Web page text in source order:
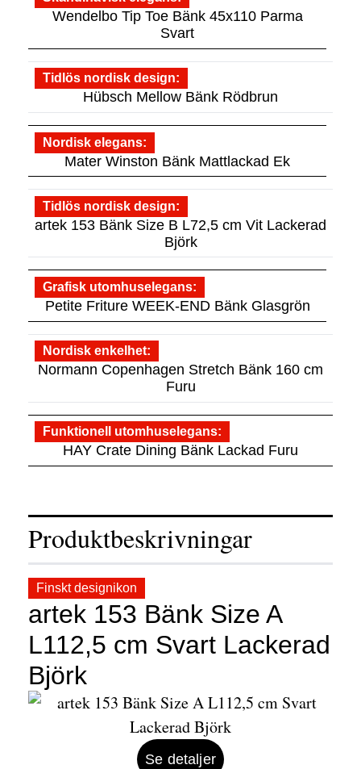
Wendelbo Tip Toe Bänk 45x110 Parma
Svart
Tidlös nordisk design
Hübsch Mellow Bänk Rödbrun
Nordisk elegans
Mater Winston Bänk Mattlackad Ek
Tidlös nordisk design
artek 153 Bänk Size B L72,5 cm Vit Lackerad
Björk
Grafisk utomhuselegans
Petite Friture WEEK-END Bänk Glasgrön
Nordisk enkelhet
Normann Copenhagen Stretch Bänk 160 cm
Furu
Funktionell utomhuselegans
HAY Crate Dining Bänk Lackad Furu
Produktbeskrivningar
Finskt designikon
artek 153 Bänk Size A
L112,5 cm Svart Lackerad
Björk
Se detaljer